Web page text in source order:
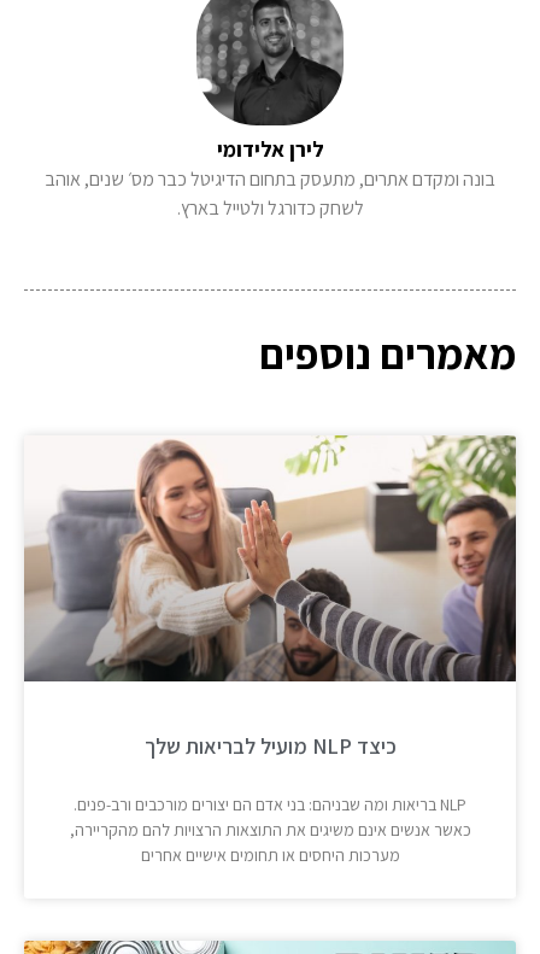
לירן אלידומי
בונה ומקדם אתרים, מתעסק בתחום הדיגיטל כבר מס׳ שנים, אוהב
לשחק כדורגל ולטייל בארץ.
מאמרים נוספים
כיצד NLP מועיל לבריאות שלך
NLP בריאות ומה שבניהם: בני אדם הם יצורים מורכבים ורב-פנים.
כאשר אנשים אינם משיגים את התוצאות הרצויות להם מהקריירה,
מערכות היחסים או תחומים אישיים אחרים